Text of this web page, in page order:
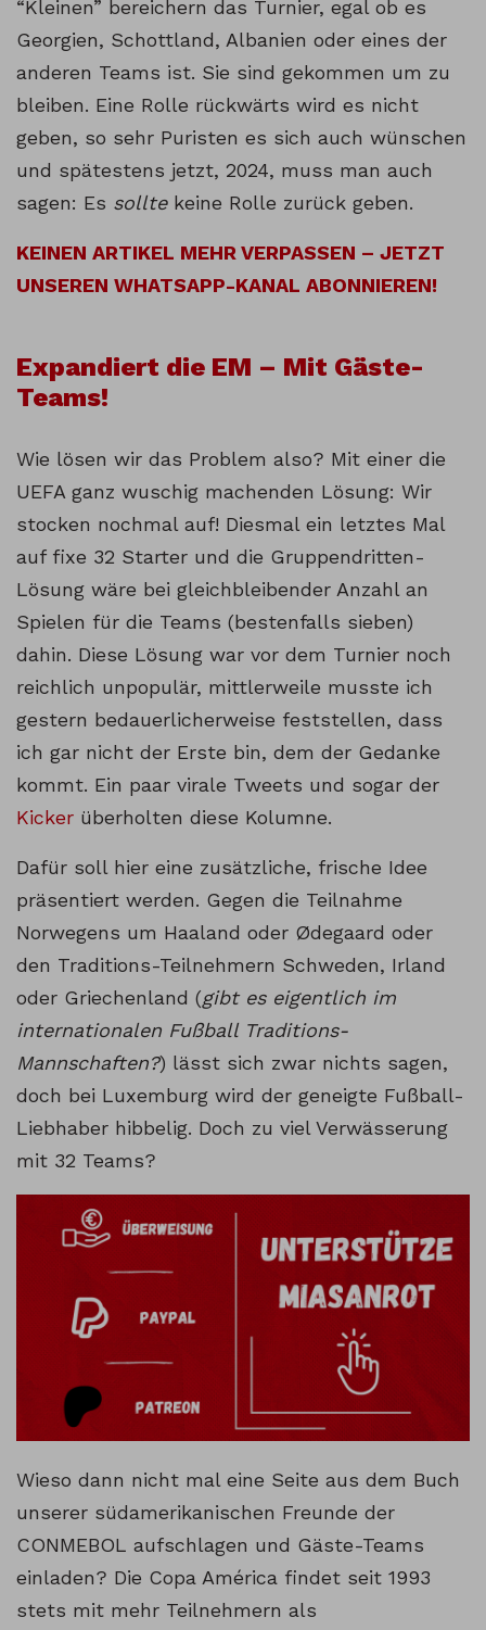
“Kleinen” bereichern das Turnier, egal ob es
Georgien, Schottland, Albanien oder eines der
anderen Teams ist. Sie sind gekommen um zu
bleiben. Eine Rolle rückwärts wird es nicht
geben, so sehr Puristen es sich auch wünschen
und spätestens jetzt, 2024, muss man auch
sagen: Es sollte keine Rolle zurück geben.
KEINEN ARTIKEL MEHR VERPASSEN – JETZT
UNSEREN WHATSAPP-KANAL ABONNIEREN!
Expandiert die EM – Mit Gäste-
Teams!
Wie lösen wir das Problem also? Mit einer die
UEFA ganz wuschig machenden Lösung: Wir
stocken nochmal auf! Diesmal ein letztes Mal
auf fixe 32 Starter und die Gruppendritten-
Lösung wäre bei gleichbleibender Anzahl an
Spielen für die Teams (bestenfalls sieben)
dahin. Diese Lösung war vor dem Turnier noch
reichlich unpopulär, mittlerweile musste ich
gestern bedauerlicherweise feststellen, dass
ich gar nicht der Erste bin, dem der Gedanke
kommt. Ein paar virale Tweets und sogar der
Kicker überholten diese Kolumne.
Dafür soll hier eine zusätzliche, frische Idee
präsentiert werden. Gegen die Teilnahme
Norwegens um Haaland oder Ødegaard oder
den Traditions-Teilnehmern Schweden, Irland
oder Griechenland (gibt es eigentlich im
internationalen Fußball Traditions-
Mannschaften?) lässt sich zwar nichts sagen,
doch bei Luxemburg wird der geneigte Fußball-
Liebhaber hibbelig. Doch zu viel Verwässerung
mit 32 Teams?
Wieso dann nicht mal eine Seite aus dem Buch
unserer südamerikanischen Freunde der
CONMEBOL aufschlagen und Gäste-Teams
einladen? Die Copa América findet seit 1993
stets mit mehr Teilnehmern als